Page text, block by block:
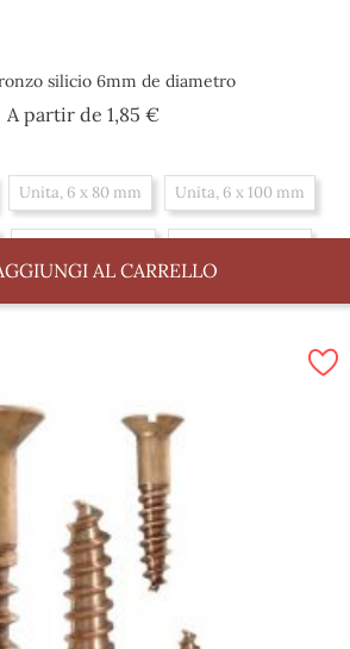
silicio 6mm de diametro
A partir de 1,85 €Prezzo
Unita, 6 x 80 mm Unita, 6 x 100 mm
Unita, 6 x 30 mm Scatola, 6 x 35 mm
Scatola, 6 x 70 mm
Scatola, 6 x 50 mm
Scatola, 6 x 100 mm
AL CARRELLO